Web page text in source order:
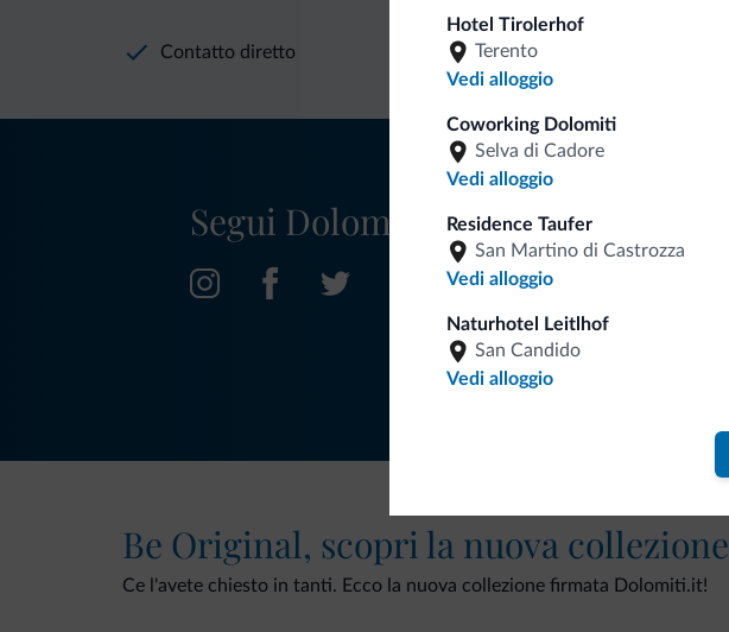
Hotel Tirolerhof
Terento
Vedi alloggio
Coworking Dolomiti
Selva di Cadore
Vedi alloggio
Residence Taufer
San Martino di Castrozza
Vedi alloggio
Naturhotel Leitlhof
San Candido
Vedi alloggio
Contatto diretto
Segui Dolomiti.it
Be Original, scopri la nuova collezione
Ce l'avete chiesto in tanti. Ecco la nuova collezione firmata Dolomiti.it!